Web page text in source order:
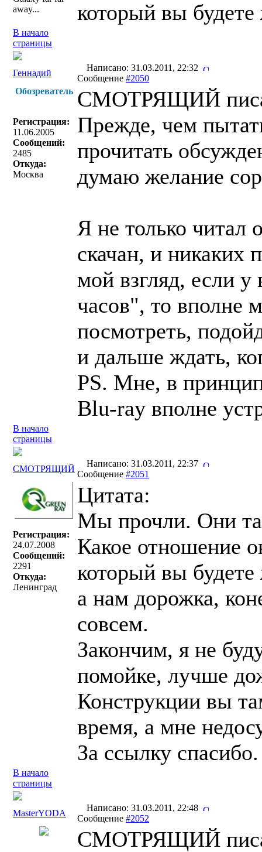
away...
который вы будете
В начало
страницы
Геннадий
Написано: 31.03.2011, 22:32
Сообщение #2050
Обозреватель
Регистрация:
11.06.2005
Сообщений:
2485
Откуда:
Москва
СМОТРЯЩИЙ
Прежде, чем
прочитать
думаю желание
Я не только читал
скачан, и никаких
мой взгляд, если у
часов", то вполне
посмотреть,
и дальше ждать,
PS. Мне, в
Blu-ray вполне
В начало
страницы
СМОТРЯЩИЙ
Написано: 31.03.2011, 22:37
Сообщение #2051
Регистрация:
24.07.2008
Сообщений:
2291
Откуда:
Ленинград
Цитата:
Мы прочли. Они
Какое отношение
который вы будете
а нам дорожка,
совсем.
Закончим, я не
помойке, лучше
Конструкции вы
время, а мне
За ссылку спасибо.
В начало
страницы
MasterYODA
Написано: 31.03.2011, 22:48
Сообщение #2052
СМОТРЯЩИЙ